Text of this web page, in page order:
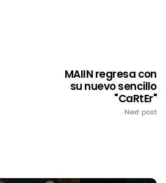
MAIIN regresa con
su nuevo sencillo
"CaRtEr"
Next post